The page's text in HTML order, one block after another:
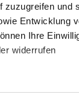
und
Entwicklung
Ihre
widerrufen